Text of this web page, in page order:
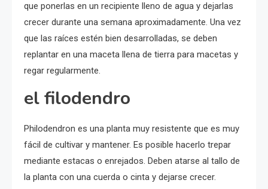
que ponerlas en un recipiente lleno de agua y dejarlas
crecer durante una semana aproximadamente. Una vez
que las raíces estén bien desarrolladas, se deben
replantar en una maceta llena de tierra para macetas y
regar regularmente.
el filodendro
Philodendron es una planta muy resistente que es muy
fácil de cultivar y mantener. Es posible hacerlo trepar
mediante estacas o enrejados. Deben atarse al tallo de
la planta con una cuerda o cinta y dejarse crecer.